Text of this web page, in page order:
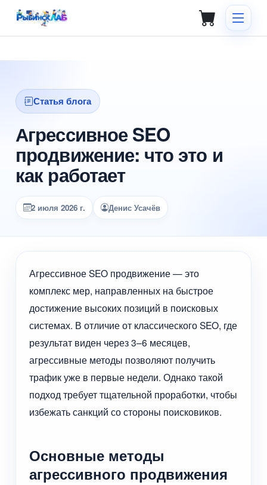
Статья блога
Агрессивное SEO
продвижение: что это и
как работает
2 июля 2026 г. Денис Усачёв
Агрессивное SEO продвижение — это
комплекс мер, направленных на быстрое
достижение высоких позиций в поисковых
системах. В отличие от классического SEO, где
результат виден через 3–6 месяцев,
агрессивные методы позволяют получить
трафик уже в первые недели. Однако такой
подход требует тщательной проработки, чтобы
избежать санкций со стороны поисковиков.
Основные методы
агрессивного продвижения